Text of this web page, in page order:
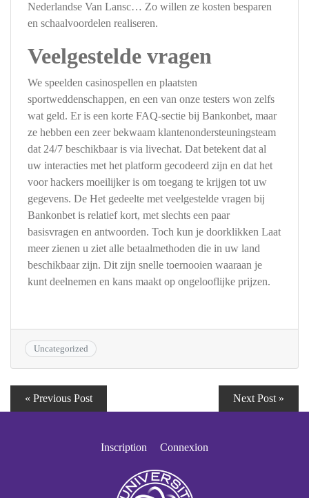
Nederlandse Van Lansc… Zo willen ze kosten besparen
en schaalvoordelen realiseren.
Veelgestelde vragen
We speelden casinospellen en plaatsten
sportweddenschappen, en een van onze testers won zelfs
wat geld. Er is een korte FAQ-sectie bij Bankonbet, maar
ze hebben een zeer bekwaam klantenondersteuningsteam
dat 24/7 beschikbaar is via livechat. Dat betekent dat al
uw interacties met het platform gecodeerd zijn en dat het
voor hackers moeilijker is om toegang te krijgen tot uw
gegevens. De Het gedeelte met veelgestelde vragen bij
Bankonbet is relatief kort, met slechts een paar
basisvragen en antwoorden. Toch kun je doorklikken Laat
meer zienen u ziet alle betaalmethoden die in uw land
beschikbaar zijn. Dit zijn snelle toernooien waaraan je
kunt deelnemen en kans maakt op ongelooflijke prijzen.
Uncategorized
« Previous Post Next Post »
Inscription Connexion